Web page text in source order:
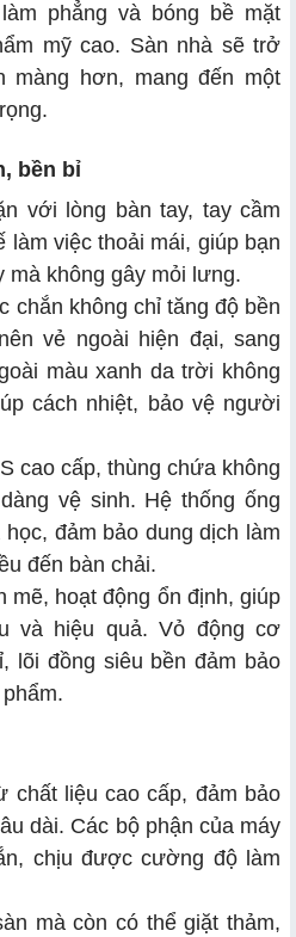
phẳng và bóng bề mặt
mỹ cao. Sàn nhà sẽ trở
màng hơn, mang đến một
bền bỉ
với lòng bàn tay, tay cầm
làm việc thoải mái, giúp bạn
mà không gây mỏi lưng.
chắn không chỉ tăng độ bền
vẻ ngoài hiện đại, sang
màu xanh da trời không
cách nhiệt, bảo vệ người
cao cấp, thùng chứa không
vệ sinh. Hệ thống ống
đảm bảo dung dịch làm
đến bàn chải.
mẽ, hoạt động ổn định, giúp
và hiệu quả. Vỏ động cơ
lõi đồng siêu bền đảm bảo
chất liệu cao cấp, đảm bảo
dài. Các bộ phận của máy
chịu được cường độ làm
mà còn có thể giặt thảm,